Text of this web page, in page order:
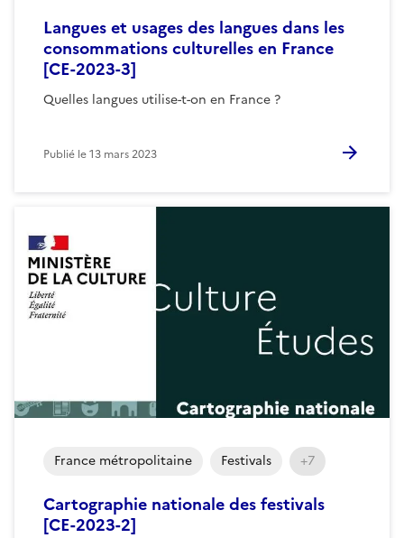
Langues et usages des langues dans les
consommations culturelles en France
[CE-2023-3]
Quelles langues utilise-t-on en France ?
Publié le13 mars 2023
Cartographie nationale des festivals
[CE-2023-2]
France métropolitaine Festivals +7